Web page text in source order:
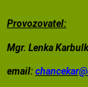
Provozovatel:
Mgr. Lenka
email:chancekar@